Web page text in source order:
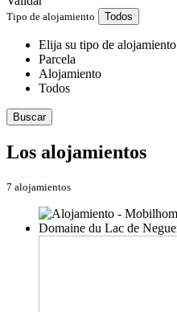
Tipo de alojamiento Todos
Elija su tipo de alojamiento
Parcela
Alojamiento
Todos
Buscar
Los alojamientos
7 alojamientos